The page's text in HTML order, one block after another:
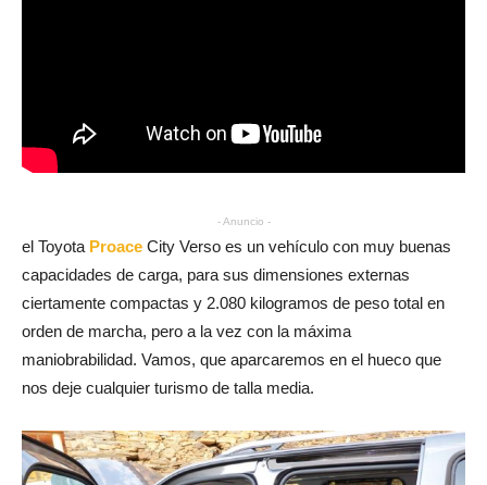
- Anuncio -
el Toyota Proace City Verso es un vehículo con muy buenas
capacidades de carga, para sus dimensiones externas
ciertamente compactas y 2.080 kilogramos de peso total en
orden de marcha, pero a la vez con la máxima
maniobrabilidad. Vamos, que aparcaremos en el hueco que
nos deje cualquier turismo de talla media.